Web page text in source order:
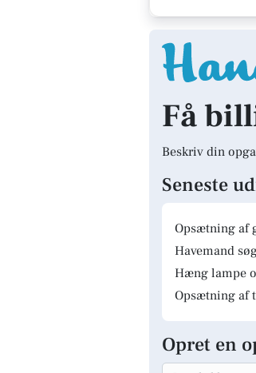
Få
Beskriv din
Seneste
Opsætning af
Havemand
Hæng lampe
Opsætning af
Opret en